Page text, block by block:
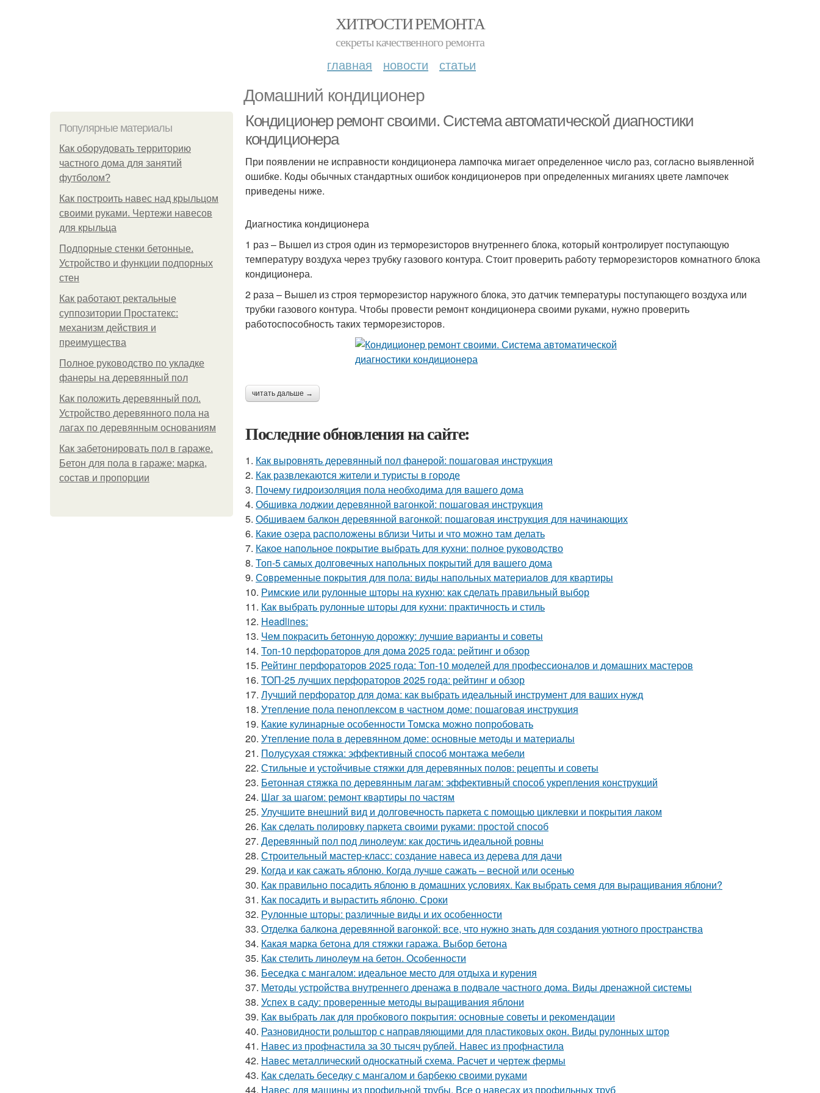
ХИТРОСТИ РЕМОНТА
секреты качественного ремонта
главная новости статьи
Домашний кондиционер
Популярные материалы
Как оборудовать территорию
частного дома для занятий
футболом?
Как построить навес над крыльцом
своими руками. Чертежи навесов
для крыльца
Подпорные стенки бетонные.
Устройство и функции подпорных
стен
Как работают ректальные
суппозитории Простатекс:
механизм действия и
преимущества
Полное руководство по укладке
фанеры на деревянный пол
Как положить деревянный пол.
Устройство деревянного пола на
лагах по деревянным основаниям
Как забетонировать пол в гараже.
Бетон для пола в гараже: марка,
состав и пропорции
Кондиционер ремонт своими. Система автоматической диагностики
кондиционера
При появлении не исправности кондиционера лампочка мигает определенное число раз, согласно выявленной
ошибке. Коды обычных стандартных ошибок кондиционеров при определенных миганиях цвете лампочек
приведены ниже.
Диагностика кондиционера
1 раз – Вышел из строя один из терморезисторов внутреннего блока, который контролирует поступающую
температуру воздуха через трубку газового контура. Стоит проверить работу терморезисторов комнатного блока
кондиционера.
2 раза – Вышел из строя терморезистор наружного блока, это датчик температуры поступающего воздуха или
трубки газового контура. Чтобы провести ремонт кондиционера своими руками, нужно проверить
работоспособность таких терморезисторов.
читать дальше →
Последние обновления на сайте:
1. Как выровнять деревянный пол фанерой: пошаговая инструкция
2. Как развлекаются жители и туристы в городе
3. Почему гидроизоляция пола необходима для вашего дома
4. Обшивка лоджии деревянной вагонкой: пошаговая инструкция
5. Обшиваем балкон деревянной вагонкой: пошаговая инструкция для начинающих
6. Какие озера расположены вблизи Читы и что можно там делать
7. Какое напольное покрытие выбрать для кухни: полное руководство
8. Топ-5 самых долговечных напольных покрытий для вашего дома
9. Современные покрытия для пола: виды напольных материалов для квартиры
10. Римские или рулонные шторы на кухню: как сделать правильный выбор
11. Как выбрать рулонные шторы для кухни: практичность и стиль
12. Headlines:
13. Чем покрасить бетонную дорожку: лучшие варианты и советы
14. Топ-10 перфораторов для дома 2025 года: рейтинг и обзор
15. Рейтинг перфораторов 2025 года: Топ-10 моделей для профессионалов и домашних мастеров
16. ТОП-25 лучших перфораторов 2025 года: рейтинг и обзор
17. Лучший перфоратор для дома: как выбрать идеальный инструмент для ваших нужд
18. Утепление пола пеноплексом в частном доме: пошаговая инструкция
19. Какие кулинарные особенности Томска можно попробовать
20. Утепление пола в деревянном доме: основные методы и материалы
21. Полусухая стяжка: эффективный способ монтажа мебели
22. Стильные и устойчивые стяжки для деревянных полов: рецепты и советы
23. Бетонная стяжка по деревянным лагам: эффективный способ укрепления конструкций
24. Шаг за шагом: ремонт квартиры по частям
25. Улучшите внешний вид и долговечность паркета с помощью циклевки и покрытия лаком
26. Как сделать полировку паркета своими руками: простой способ
27. Деревянный пол под линолеум: как достичь идеальной ровны
28. Строительный мастер-класс: создание навеса из дерева для дачи
29. Когда и как сажать яблоню. Когда лучше сажать – весной или осенью
30. Как правильно посадить яблоню в домашних условиях. Как выбрать семя для выращивания яблони?
31. Как посадить и вырастить яблоню. Сроки
32. Рулонные шторы: различные виды и их особенности
33. Отделка балкона деревянной вагонкой: все, что нужно знать для создания уютного пространства
34. Какая марка бетона для стяжки гаража. Выбор бетона
35. Как стелить линолеум на бетон. Особенности
36. Беседка с мангалом: идеальное место для отдыха и курения
37. Методы устройства внутреннего дренажа в подвале частного дома. Виды дренажной системы
38. Успех в саду: проверенные методы выращивания яблони
39. Как выбрать лак для пробкового покрытия: основные советы и рекомендации
40. Разновидности рольштор с направляющими для пластиковых окон. Виды рулонных штор
41. Навес из профнастила за 30 тысяч рублей. Навес из профнастила
42. Навес металлический односкатный схема. Расчет и чертеж фермы
43. Как сделать беседку с мангалом и барбекю своими руками
44. Навес для машины из профильной трубы. Все о навесах из профильных труб